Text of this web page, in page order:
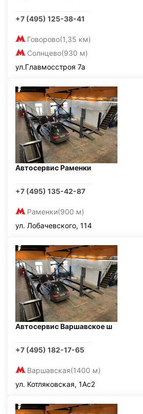
+7 (495) 125-38-41
Говорово(1,35 км)
Солнцево(930 м)
ул.Главмосстроя 7а
Автосервис Раменки
+7 (495) 135-42-87
Раменки(900 м)
ул. Лобачевского, 114
Автосервис Варшавское ш
+7 (495) 182-17-65
Варшавская(1400 м)
ул. Котляковская, 1Ас2